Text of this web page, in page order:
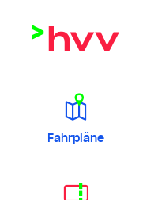
Fahrpläne